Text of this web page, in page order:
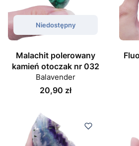
Niedostępny
Malachit polerowany
kamień otoczak nr 032
Balavender
Cena
20,90 zł